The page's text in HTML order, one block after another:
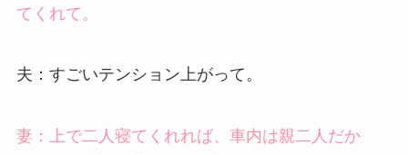
てくれて。
夫：すごいテンション上がって。
妻：上で二人寝てくれれば、車内は親二人だか